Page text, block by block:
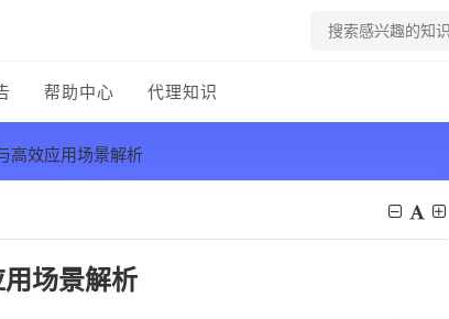
帮助中心 代理知识
高效应用场景解析
场景解析